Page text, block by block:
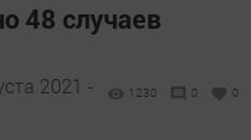
48 случаев
2021 -
1230 0 0